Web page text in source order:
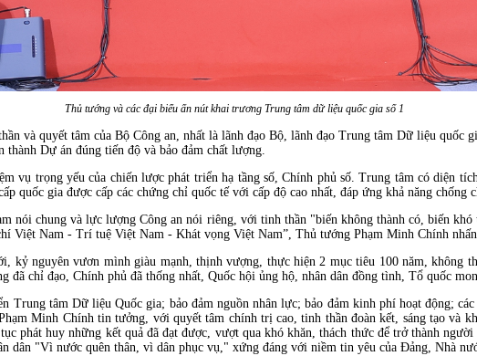
Thủ tướng và các đại biểu ấn nút khai trương Trung tâm dữ liệu quốc gia số 1
và quyết tâm của Bộ Công an, nhất là lãnh đạo Bộ, lãnh đạo Trung tâm Dữ liệu quốc
Dự án đúng tiến độ và bảo đảm chất lượng.
vụ trọng yếu của chiến lược phát triển hạ tầng số, Chính phủ số. Trung tâm có diện
gia được cấp các chứng chỉ quốc tế với cấp độ cao nhất, đáp ứng khả năng chống
chung và lực lượng Công an nói riêng, với tinh thần "biến không thành có, biến khó
Việt Nam - Trí tuệ Việt Nam - Khát vọng Việt Nam”, Thủ tướng Phạm Minh Chính
kỷ nguyên vươn mình giàu mạnh, thịnh vượng, thực hiện 2 mục tiêu 100 năm, không
chỉ đạo, Chính phủ đã thống nhất, Quốc hội ủng hộ, nhân dân đồng tình, Tổ quốc
Trung tâm Dữ liệu Quốc gia; bảo đảm nguồn nhân lực; bảo đảm kinh phí hoạt động;
Minh Chính tin tưởng, với quyết tâm chính trị cao, tinh thần đoàn kết, sáng tạo và
phát huy những kết quả đã đạt được, vượt qua khó khăn, thách thức để trở thành
dân "Vì nước quên thân, vì dân phục vụ," xứng đáng với niềm tin yêu của Đảng, Nhà